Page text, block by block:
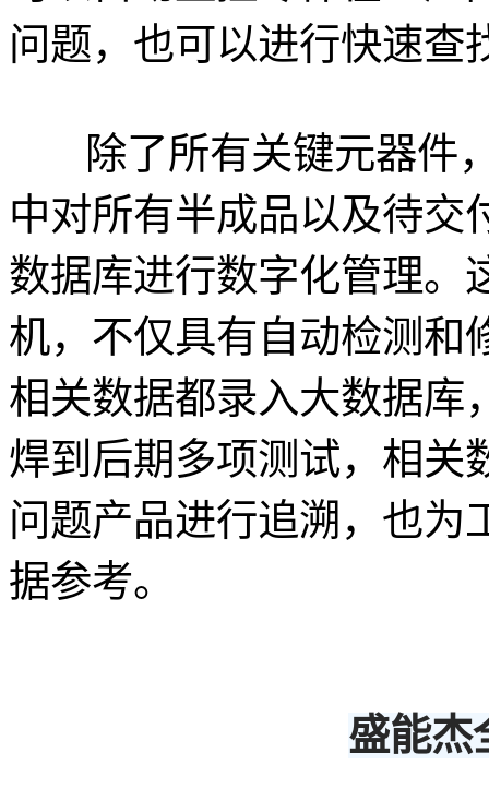
问题，也可以进行快速查
除了所有关键元器件
中对所有半成品以及待交
数据库进行数字化管理。
机，不仅具有自动检测和
相关数据都录入大数据库
焊到后期多项测试，相关
问题产品进行追溯，也为
据参考。
盛能杰